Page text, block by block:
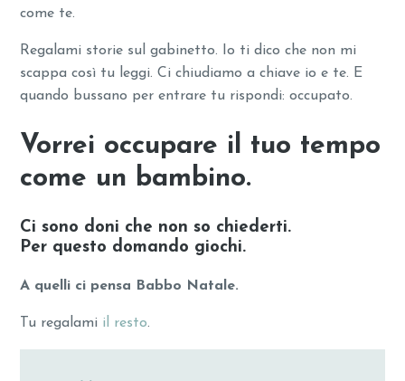
come te.
Regalami storie sul gabinetto. Io ti dico che non mi
scappa così tu leggi. Ci chiudiamo a chiave io e te. E
quando bussano per entrare tu rispondi: occupato.
Vorrei occupare il tuo tempo
come un bambino.
Ci sono doni che non so chiederti.
Per questo domando giochi.
A quelli ci pensa Babbo Natale.
Tu regalami il resto.